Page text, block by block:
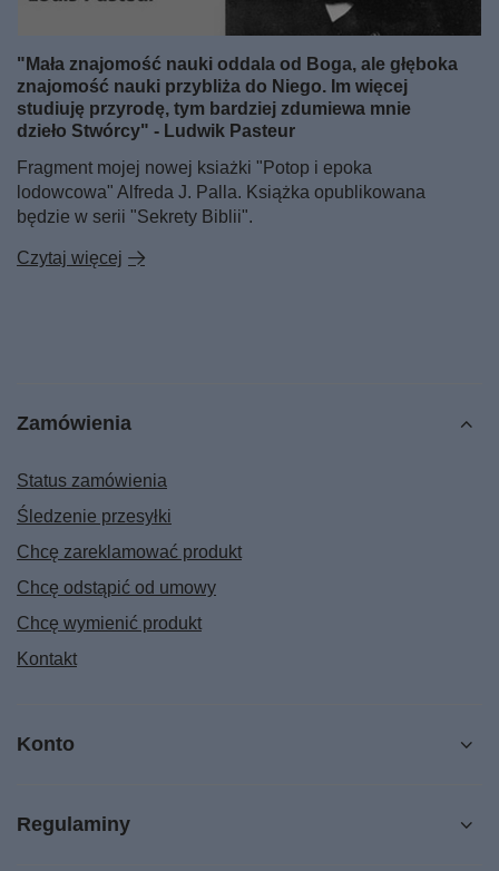
"Mała znajomość nauki oddala od Boga, ale głęboka
znajomość nauki przybliża do Niego. Im więcej
studiuję przyrodę, tym bardziej zdumiewa mnie
dzieło Stwórcy" - Ludwik Pasteur
Fragment mojej nowej ksiażki "Potop i epoka
lodowcowa" Alfreda J. Palla. Książka opublikowana
będzie w serii "Sekrety Biblii".
Czytaj więcej
Zamówienia
Status zamówienia
Śledzenie przesyłki
Chcę zareklamować produkt
Chcę odstąpić od umowy
Chcę wymienić produkt
Kontakt
Konto
Regulaminy